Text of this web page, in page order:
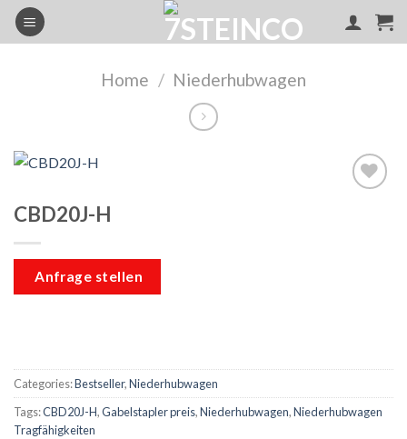
Skip
Home / Niederhubwagen
CBD20J-H
Anfrage stellen
Categories:Bestseller,Niederhubwagen
Tags:CBD20J-H,Gabelstapler preis,Niederhubwagen,Niederhubwagen
Tragfähigkeiten